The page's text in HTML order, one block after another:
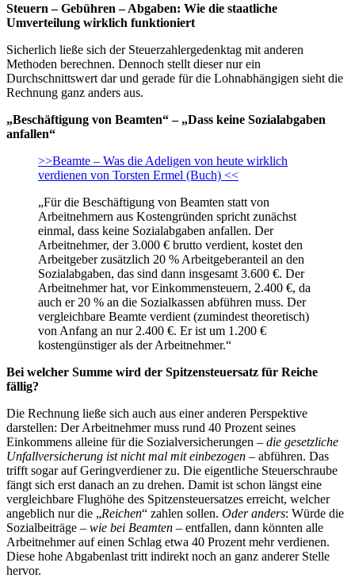
Steuern – Gebühren – Abgaben: Wie die staatliche
Umverteilung wirklich funktioniert
Sicherlich ließe sich der Steuerzahlergedenktag mit anderen
Methoden berechnen. Dennoch stellt dieser nur ein
Durchschnittswert dar und gerade für die Lohnabhängigen sieht die
Rechnung ganz anders aus.
„Beschäftigung von Beamten“ – „Dass keine Sozialabgaben
anfallen“
>>Beamte – Was die Adeligen von heute wirklich
verdienen von Torsten Ermel (Buch) <<
„Für die Beschäftigung von Beamten statt von
Arbeitnehmern aus Kostengründen spricht zunächst
einmal, dass keine Sozialabgaben anfallen. Der
Arbeitnehmer, der 3.000 € brutto verdient, kostet den
Arbeitgeber zusätzlich 20 % Arbeitgeberanteil an den
Sozialabgaben, das sind dann insgesamt 3.600 €. Der
Arbeitnehmer hat, vor Einkommensteuern, 2.400 €, da
auch er 20 % an die Sozialkassen abführen muss. Der
vergleichbare Beamte verdient (zumindest theoretisch)
von Anfang an nur 2.400 €. Er ist um 1.200 €
kostengünstiger als der Arbeitnehmer.“
Bei welcher Summe wird der Spitzensteuersatz für Reiche
fällig?
Die Rechnung ließe sich auch aus einer anderen Perspektive
darstellen: Der Arbeitnehmer muss rund 40 Prozent seines
Einkommens alleine für die Sozialversicherungen – die gesetzliche
Unfallversicherung ist nicht mal mit einbezogen – abführen. Das
trifft sogar auf Geringverdiener zu. Die eigentliche Steuerschraube
fängt sich erst danach an zu drehen. Damit ist schon längst eine
vergleichbare Flughöhe des Spitzensteuersatzes erreicht, welcher
angeblich nur die „Reichen“ zahlen sollen. Oder anders: Würde die
Sozialbeiträge – wie bei Beamten – entfallen, dann könnten alle
Arbeitnehmer auf einen Schlag etwa 40 Prozent mehr verdienen.
Diese hohe Abgabenlast tritt indirekt noch an ganz anderer Stelle
hervor.